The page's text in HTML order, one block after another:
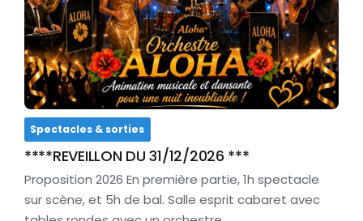
Spectacles & sorties
****REVEILLON DU 31/12/2026 ***
Proposition 2026 En première partie, 1h spectacle
sur scène, et 5h de bal. Salle esprit cabaret avec